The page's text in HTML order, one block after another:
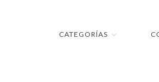
CATEGORÍAS